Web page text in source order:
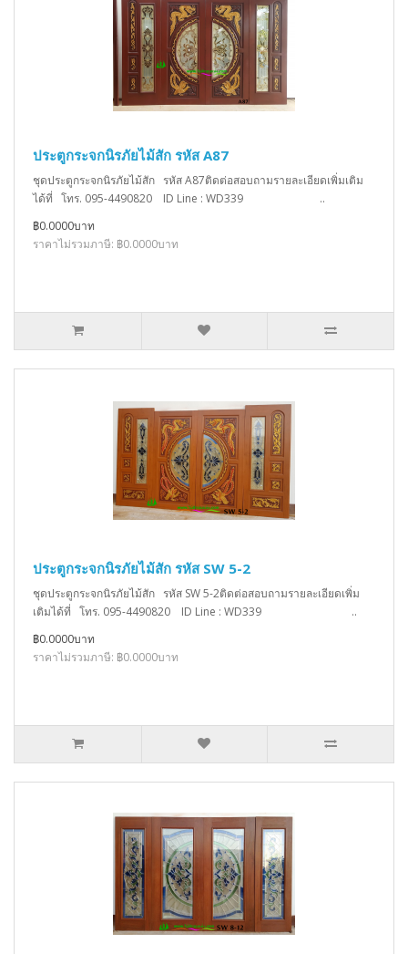
ประตูกระจกนิรภัยไม้สัก รหัส A87
ชุดประตูกระจกนิรภัยไม้สัก รหัส A87ติดต่อสอบถามรายละเอียดเพิ่มเติม
ได้ที่ โทร. 095-4490820 ID Line : WD339 ..
฿0.0000บาท
ราคาไม่รวมภาษี: ฿0.0000บาท
ประตูกระจกนิรภัยไม้สัก รหัส SW 5-2
ชุดประตูกระจกนิรภัยไม้สัก รหัส SW 5-2ติดต่อสอบถามรายละเอียดเพิ่ม
เติมได้ที่ โทร. 095-4490820 ID Line : WD339 ..
฿0.0000บาท
ราคาไม่รวมภาษี: ฿0.0000บาท